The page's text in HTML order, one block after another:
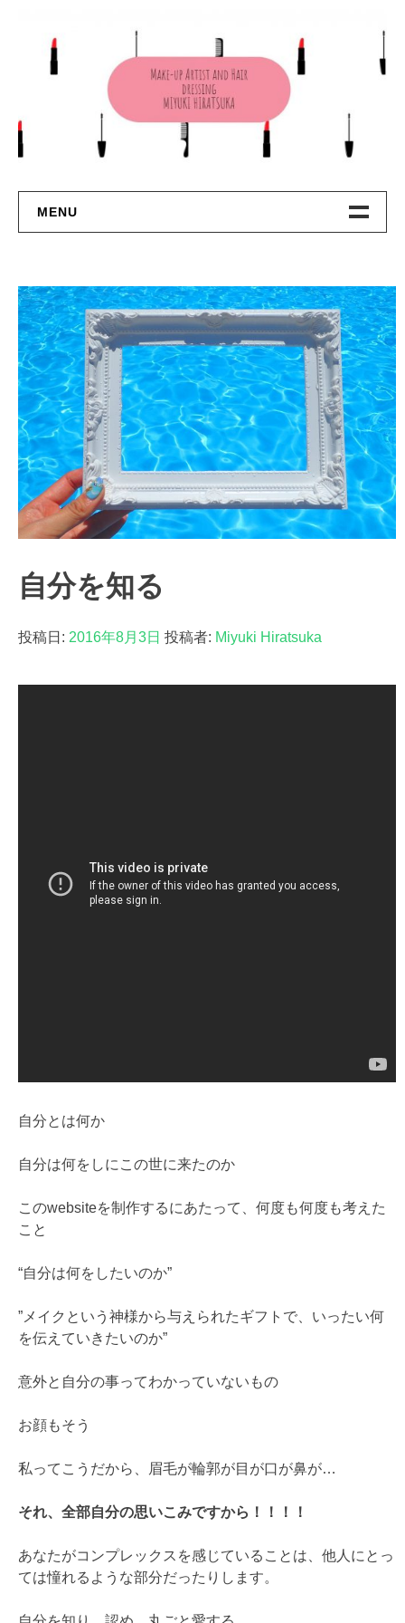
へ
ス
キ
MENU
About Me
Contact
Privacy Policy
特定商取引
Sitemap
自分を知る
投稿日: 2016年8月3日 投稿者: Miyuki Hiratsuka
自分とは何か
自分は何をしにこの世に来たのか
このwebsiteを制作するにあたって、何度も何度も考えた
こと
“自分は何をしたいのか”
”メイクという神様から与えられたギフトで、いったい何
を伝えていきたいのか”
意外と自分の事ってわかっていないもの
お顔もそう
私ってこうだから、眉毛が輪郭が目が口が鼻が…
それ、全部自分の思いこみですから！！！！
あなたがコンプレックスを感じていることは、他人にとっ
ては憧れるような部分だったりします。